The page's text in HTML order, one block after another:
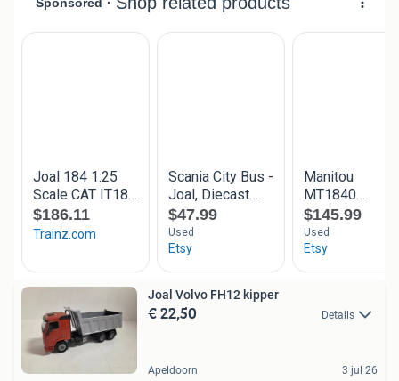
Joal Volvo FH12 kipper
€ 22,50 Details
Apeldoorn 3 jul 26